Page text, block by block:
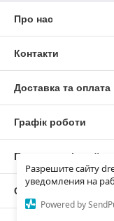
Разрешите сайту
уведомления на
Powered by
Про нас
Контакти
Доставка та оплата
Графік роботи
Повна версія сайту
Сайт створено на